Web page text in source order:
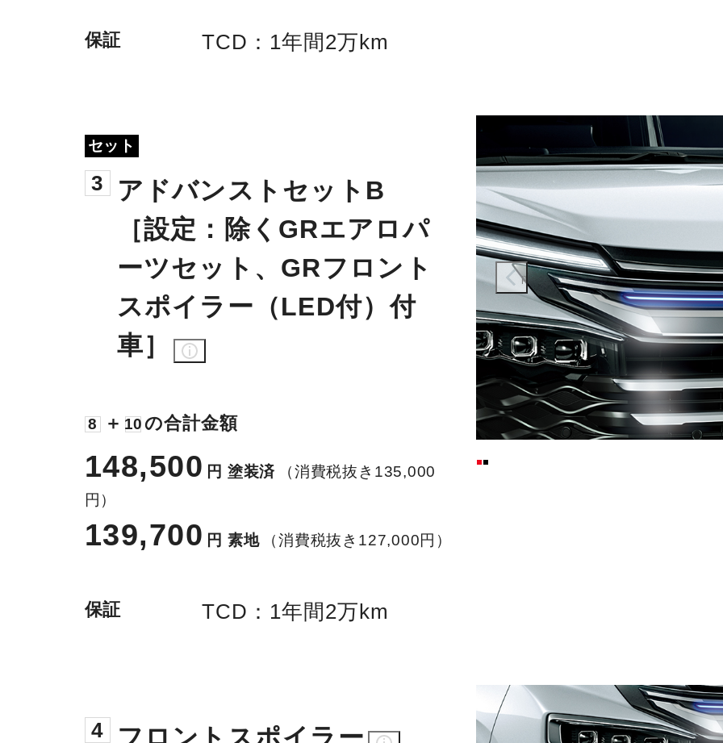
保証 TCD：1年間2万km
セット
3
アドバンストセットB
［​設定：除くGRエアロパ
ーツセット、GRフロント
スポイラー（LED付）付
車］
8 ＋ 10 の合計金額
148,500 円 塗装済
（消費税抜き135,000
円）
139,700 円 素地 （消費税抜き127,000円）
保証 TCD：1年間2万km
prev
4